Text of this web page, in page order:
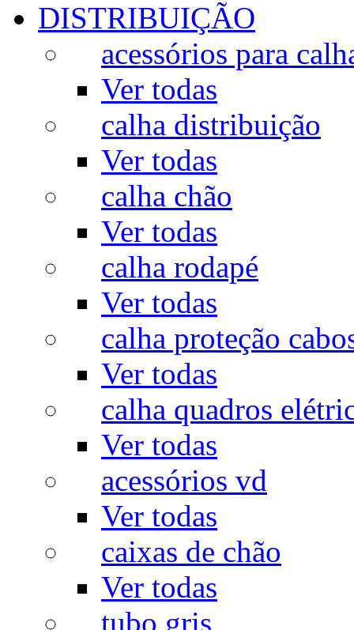
DISTRIBUIÇÃO
acessórios para
Ver todas
calha distribuição
Ver todas
calha chão
Ver todas
calha rodapé
Ver todas
calha proteção
Ver todas
calha quadros
Ver todas
acessórios vd
Ver todas
caixas de chão
Ver todas
tubo gris